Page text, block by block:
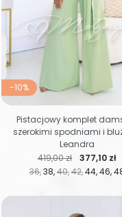
-10%
36 38 40 42 44 46
Cena regularna
419,00 zł Cena
377,10 zł
Pistacjowy komplet
szerokimi spodniami i
Leandra